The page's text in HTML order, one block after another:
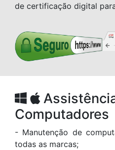
de certificação digital
Computadores
- Manutenção de
todas as marcas;